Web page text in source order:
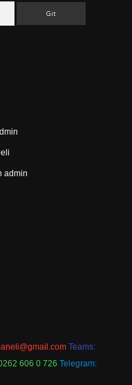
admin
Teams:
606 0 726 Telegram: